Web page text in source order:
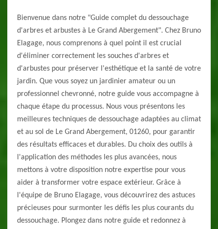
Bienvenue dans notre "Guide complet du dessouchage
d'arbres et arbustes à Le Grand Abergement". Chez Bruno
Elagage, nous comprenons à quel point il est crucial
d'éliminer correctement les souches d'arbres et
d'arbustes pour préserver l'esthétique et la santé de votre
jardin. Que vous soyez un jardinier amateur ou un
professionnel chevronné, notre guide vous accompagne à
chaque étape du processus. Nous vous présentons les
meilleures techniques de dessouchage adaptées au climat
et au sol de Le Grand Abergement, 01260, pour garantir
des résultats efficaces et durables. Du choix des outils à
l'application des méthodes les plus avancées, nous
mettons à votre disposition notre expertise pour vous
aider à transformer votre espace extérieur. Grâce à
l'équipe de Bruno Elagage, vous découvrirez des astuces
précieuses pour surmonter les défis les plus courants du
dessouchage. Plongez dans notre guide et redonnez à